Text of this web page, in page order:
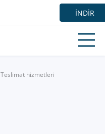
İNDIR
Teslimat hizmetleri